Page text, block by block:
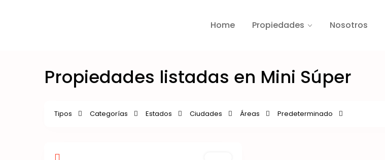
Home Propiedades Nosotros
Propiedades listadas en Mini Súper
Tipos Categorías Estados Ciudades Áreas Predeterminado